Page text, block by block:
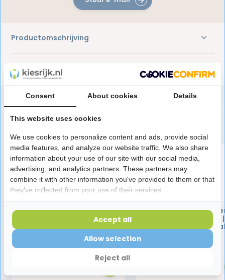
Productomschrijving
Reviews
Speciaal aanbevolen voor jou
TePe Tandenstokers
EasyPick XS/S | 180 stuks |
TePe
EasyPick M/L | Blauw
stuks |
Consent About cookies Details
This website uses cookies
We use cookies to personalize content and ads, provide social
media features, and analyze our website traffic. We also share
information about your use of our site with our social media,
advertising, and analytics partners. These partners may
combine it with other information you've provided to them or that
they've collected from your use of their services.
Reject all
Allow selection
Accept all